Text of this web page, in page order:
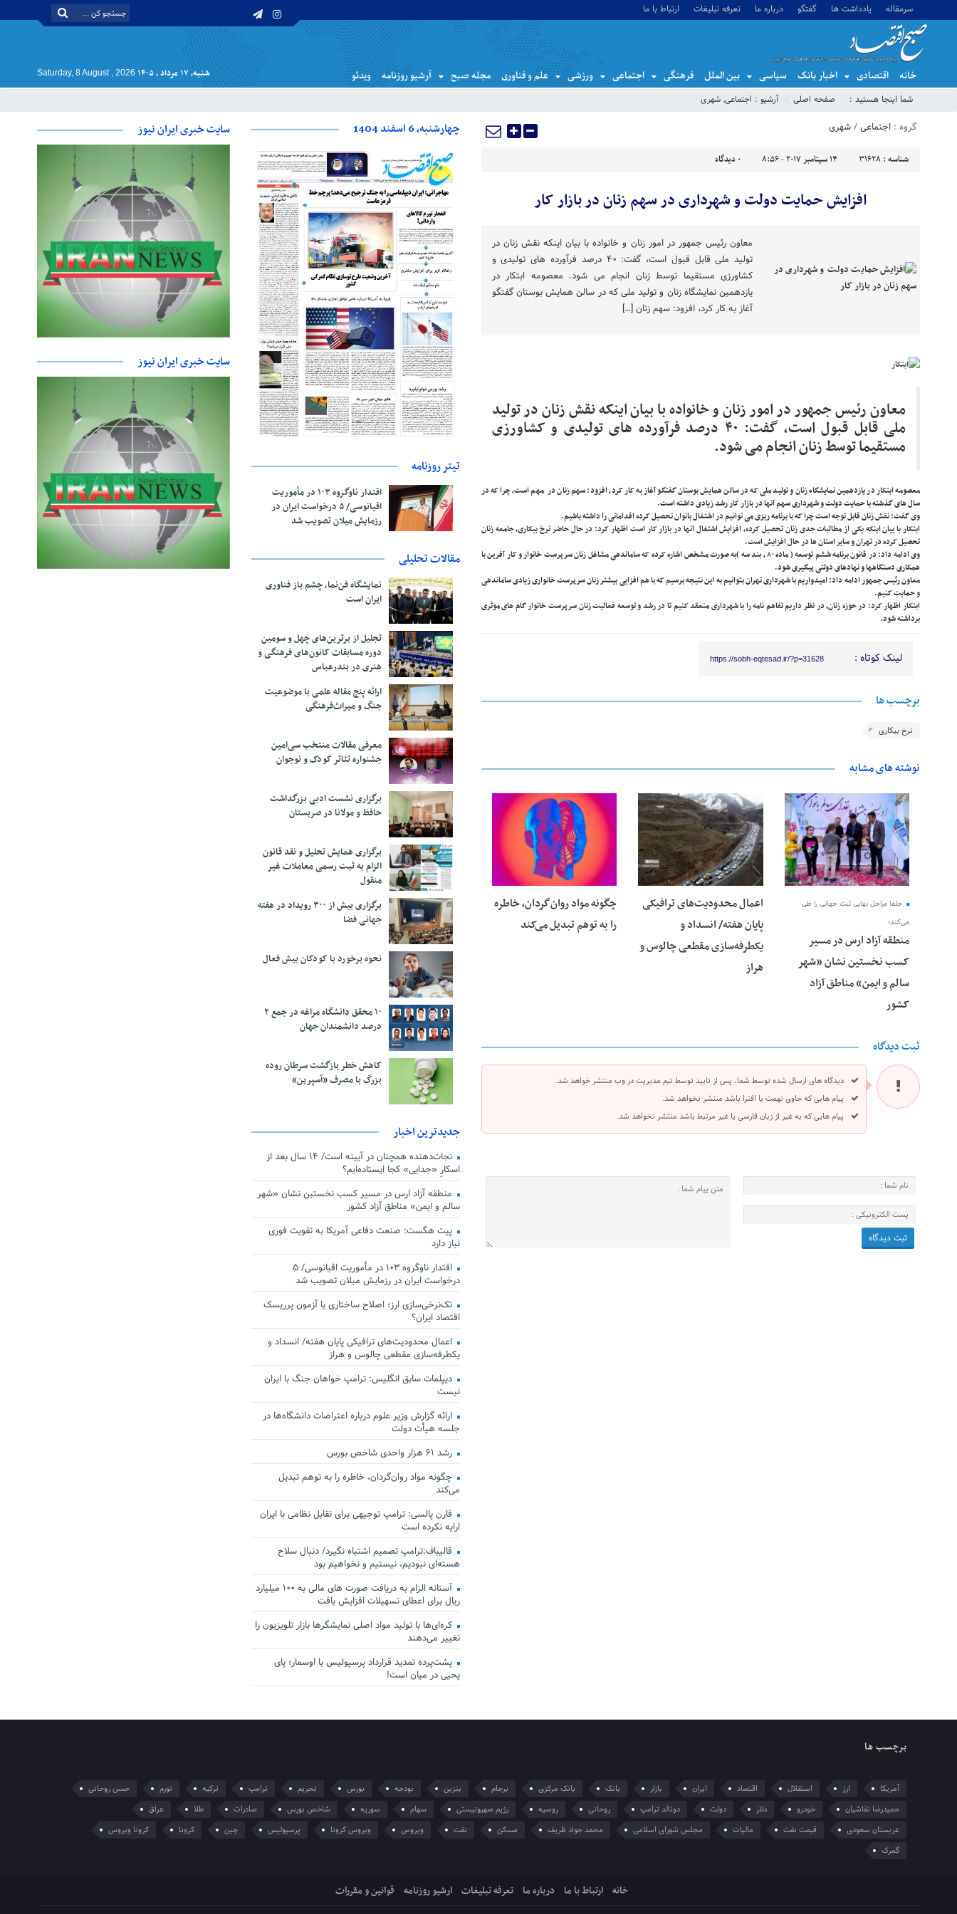
سرمقاله یادداشت ها گفتگو درباره ما تعرفه تبلیغات ارتباط با ما
خانه اقتصادی اخبار بانک سیاسی بین الملل فرهنگی اجتماعی ورزشی علم و فناوری مجله صبح آرشیو روزنامه ویدئو شنبه, ۱۷ مرداد , ۱۴۰۵ Saturday, 8 August , 2026
شما اینجا هستید : صفحه اصلی آرشیو : اجتماعی, شهری
گروه : اجتماعی/شهری
شناسه : 31628 14 سپتامبر 2017 - 8:56 0 دیدگاه
افزایش حمایت دولت و شهرداری در سهم زنان در بازار کار
معاون رئیس جمهور در امور زنان و خانواده با بیان اینکه نقش زنان در
تولید ملی قابل قبول است، گفت: ۴۰ درصد فرآورده های تولیدی و
کشاورزی مستقیما توسط زنان انجام می شود. معصومه ابتکار در
یازدهمین نمایشگاه زنان و تولید ملی که در سالن همایش بوستان گفتگو
آغاز به کار کرد، افزود: سهم زنان […]
معاون رئیس جمهور در امور زنان و خانواده با بیان اینکه نقش زنان در تولید
ملی قابل قبول است، گفت: ۴۰ درصد فرآورده های تولیدی و کشاورزی
مستقیما توسط زنان انجام می شود.
معصومه ابتکار در یازدهمین نمایشگاه زنان و تولید ملی که در سالن همایش بوستان گفتگو آغاز به کار کرد، افزود: سهم زنان در مهم است، چرا که در
سال های گذشته با حمایت دولت و شهرداری سهم آنها در بازار کار رشد زیادی داشته است.
وی گفت: نقش زنان قابل توجه است چرا که با برنامه ریزی می توانیم در اشتغال بانوان تحصیل کرده اقداماتی را داشته باشیم.
ابتکار با بیان اینکه یکی از مطالبات جدی زنان تحصیل کرده، افزایش اشتغال آنها در بازار کار است اظهار کرد: در حال حاضر نرخ بیکاری، جامعه زنان
تحصیل کرده در تهران و سایر استان ها در حال افزایش است.
وی ادامه داد: در قانون برنامه ششم توسعه ( ماده ۸۰ ، بند سه )به صورت مشخص اشاره کرده که ساماندهی مشاغل زنان سرپرست خانوار و کار آفرین با
همکاری دستگاهها و نهادهای دولتی پیگیری شود.
معاون رئیس جمهور ادامه داد: امیدواریم با شهرداری تهران بتوانیم به این نتیجه برسیم که با هم افزایی بیشتر زنان سرپرست خانواری زیادی ساماندهی
و حمایت کنیم.
ابتکار اظهار کرد: در حوزه زنان، در نظر داریم تفاهم نامه را با شهرداری منعقد کنیم تا در رشد و توسعه فعالیت زنان سرپرست خانوار گام های موثری
برداشته شود.
لینک کوتاه : https://sobh-eqtesad.ir/?p=31628
برچسب ها
نرخ بیکاری
نوشته های مشابه
28 فوریه 2026
جلفا مراحل نهایی ثبت جهانی را طی
می‌کند؛
منطقه آزاد ارس در مسیر
کسب نخستین نشان «شهر
سالم و ایمن» مناطق آزاد
کشور
25 فوریه 2026
اعمال محدودیت‌های ترافیکی
پایان هفته/ انسداد و
یکطرفه‌سازی مقطعی چالوس و
هراز
25 فوریه 2026
چگونه مواد روان‌گردان، خاطره
را به توهم تبدیل می‌کند
ثبت دیدگاه
دیدگاه های ارسال شده توسط شما، پس از تایید توسط تیم مدیریت در وب منتشر خواهد شد.
پیام هایی که حاوی تهمت یا افترا باشد منتشر نخواهد شد.
پیام هایی که به غیر از زبان فارسی یا غیر مرتبط باشد منتشر نخواهد شد.
چهارشنبه، 6 اسفند 1404
تیتر روزنامه
اقتدار ناوگروه ۱۰۳ در مأموریت‌
اقیانوسی/ ۵ درخواست ایران در
رزمایش میلان تصویب شد
مقالات تحلیلی
نمایشگاه فن‌نما، چشم باز فناوری
ایران است
تجلیل از بر‌ترین‌های چهل و سومین
دوره مسابقات کانون‌های فرهنگی و
هنری در بندرعباس
ارائه پنج مقاله علمی با موضوعیت
جنگ و میراث‌فرهنگی
معرفی مقالات منتخب سی‌امین
جشنواره تئاتر کودک و نوجوان
برگزاری نشست ادبی بزرگداشت
حافظ و مولانا در صربستان
برگزاری همایش تحلیل و نقد قانون
الزام به ثبت رسمی معاملات غیر
منقول
برگزاری بیش از ۳۰۰ رویداد در هفته
جهانی فضا
نحوه برخورد با کودکان بیش فعال
۱۰ محقق دانشگاه مراغه در جمع ۲
درصد دانشمندان جهان
کاهش خطر بازگشت سرطان روده
بزرگ با مصرف «آسپرین»
جدیدترین اخبار
نجات‌دهنده‌ همچنان در آیینه است/ ۱۴ سال بعد از
اسکارِ «جدایی» کجا ایستاده‌ایم؟
منطقه آزاد ارس در مسیر کسب نخستین نشان «شهر
سالم و ایمن» مناطق آزاد کشور
پیت هگست: صنعت دفاعی آمریکا به تقویت فوری
نیاز دارد
اقتدار ناوگروه ۱۰۳ در مأموریت‌ اقیانوسی/ ۵
درخواست ایران در رزمایش میلان تصویب شد
تک‌نرخی‌سازی ارز؛ اصلاح ساختاری یا آزمون پرریسک
اقتصاد ایران؟
اعمال محدودیت‌های ترافیکی پایان هفته/ انسداد و
یکطرفه‌سازی مقطعی چالوس و هراز
دیپلمات سابق انگلیس:‌ ترامپ خواهان جنگ با ایران
نیست
ارائه گزارش وزیر علوم درباره اعتراضات دانشگاه‌ها در
جلسه هیأت دولت
رشد ۶۱ هزار واحدی شاخص بورس
چگونه مواد روان‌گردان، خاطره را به توهم تبدیل
می‌کند
فارن پالسی: ترامپ توجیهی برای تقابل نظامی با ایران
ارایه نکرده است
قالیباف:ترامپ تصمیم اشتباه نگیرد/ دنبال سلاح
هسته‌ای نبودیم، نیستیم و نخواهیم بود
آستانه الزام به دریافت صورت های مالی به ۱۰۰ میلیارد
ریال برای اعطای تسهیلات افزایش یافت
کره‌ای‌ها با تولید مواد اصلی نمایشگرها بازار تلویزیون را
تغییر می‌دهند
پشت‌پرده تمدید قرارداد پرسپولیس با اوسمار؛ پای
یحیی در میان است!
سایت خبری ایران نیوز
سایت خبری ایران نیوز
برچسب ها
آمریکا ارز استقلال اقتصاد ایران بازار بانک بانک مرکزی برجام بنزین بودجه بورس تحریم ترامپ ترکیه تورم
حسن روحانی
حمیدرضا نقاشیان
خودرو دلار دولت دونالد ترامپ روحانی روسیه رژیم صهیونیستی سهام سوریه شاخص بورس صادرات طلا
عراق
عربستان سعودی
قیمت نفت مالیات مجلس شورای اسلامی محمد جواد ظریف مسکن نفت ویروس ویروس کرونا پرسپولیس چین کرونا
کرونا ویروس
گمرک
خانه ارتباط با ما درباره ما تعرفه تبلیغات ارشیو روزنامه قوانین و مقررات